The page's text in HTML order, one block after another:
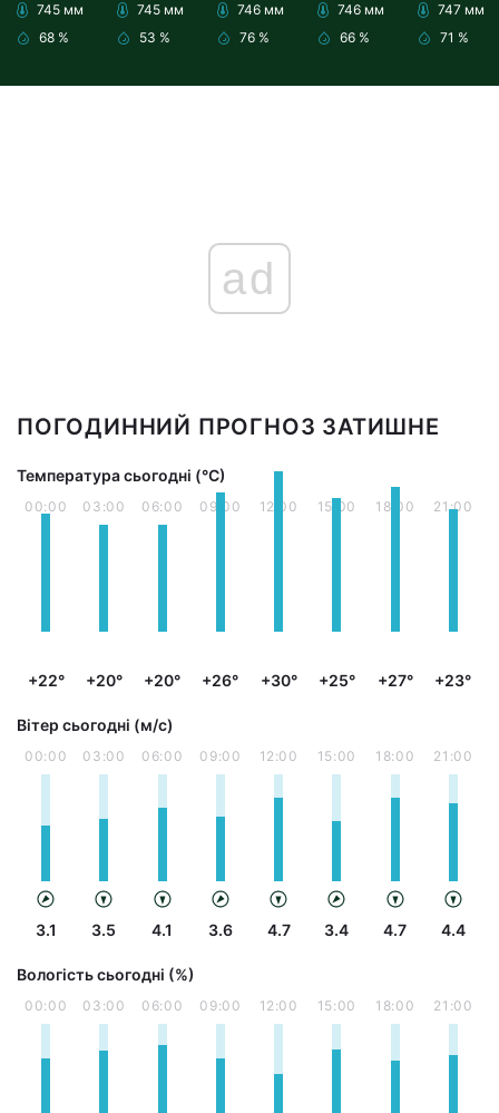
745 мм
68 %
745 мм
53 %
746 мм
76 %
746 мм
66 %
747 мм
71 %
ad
ПОГОДИННИЙ ПРОГНОЗ ЗАТИШНЕ
Температура сьогодні (°С)
00:00
+22°
03:00
+20°
06:00
+20°
09:00
+26°
12:00
+30°
15:00
+25°
18:00
+27°
21:00
+23°
Вітер сьогодні (м/с)
00:00
3.1
03:00
3.5
06:00
4.1
09:00
3.6
12:00
4.7
15:00
3.4
18:00
4.7
21:00
4.4
Вологість сьогодні (%)
00:00 03:00 06:00 09:00 12:00 15:00 18:00 21:00